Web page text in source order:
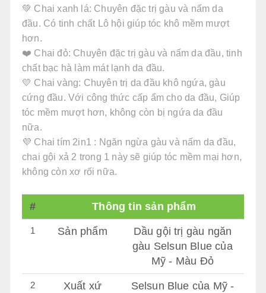
💚 Chai xanh lá: Chuyên đặc trị gàu và nấm da
đầu. Có tinh chất Lô hội giúp tóc khô mềm mượt
hơn.
❤️ Chai đỏ: Chuyên đặc trị gàu và nấm da đầu, tinh
chất bạc hà làm mát lạnh da đầu.
💛 Chai vàng: Chuyên trị da đầu khô ngứa, gàu
cứng đầu. Với công thức cấp ẩm cho da đầu, Giúp
tóc mềm mượt hơn, không còn bị ngứa da đầu
nữa.
💜 Chai tím 2in1 : Ngăn ngừa gàu và nấm da đầu,
chai gội xả 2 trong 1 này sẽ giúp tóc mềm mại hơn,
không còn xơ rối nữa.
# Thông tin sản phẩm
1 Sản phẩm
Dầu gội trị gàu ngăn
gàu Selsun Blue của
Mỹ - Màu Đỏ
2 Xuất xứ
Selsun Blue của Mỹ -